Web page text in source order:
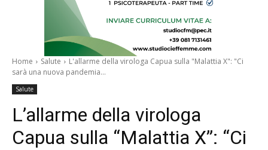
Home Salute
L'allarme della virologa Capua sulla "Malattia X": "Ci
sarà una nuova pandemia...
Salute
L’allarme della virologa
Capua sulla “Malattia X”: “Ci